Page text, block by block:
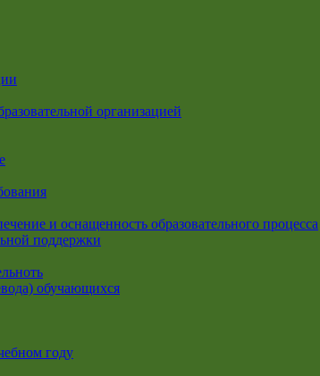
организацией
и оснащенность образовательного процесса
поддержки
обучающихся
году